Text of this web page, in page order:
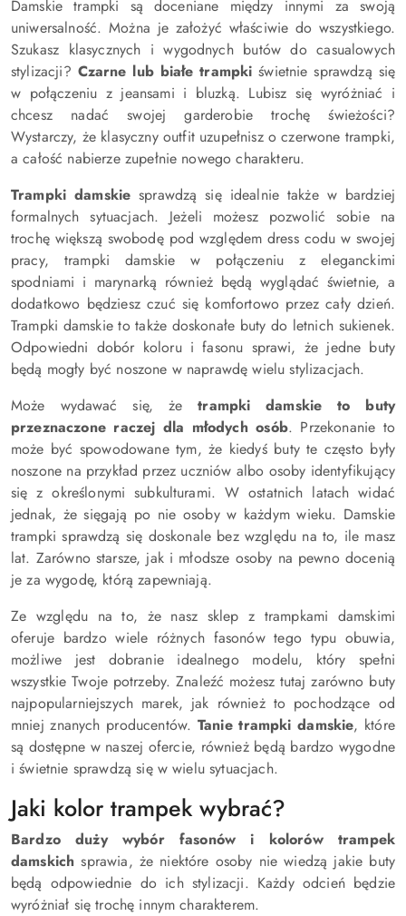
Damskie trampki są doceniane między innymi za swoją
uniwersalność. Można je założyć właściwie do wszystkiego.
Szukasz klasycznych i wygodnych butów do casualowych
stylizacji? Czarne lub białe trampki świetnie sprawdzą się
w połączeniu z jeansami i bluzką. Lubisz się wyróżniać i
chcesz nadać swojej garderobie trochę świeżości?
Wystarczy, że klasyczny outfit uzupełnisz o czerwone trampki,
a całość nabierze zupełnie nowego charakteru.
Trampki damskie sprawdzą się idealnie także w bardziej
formalnych sytuacjach. Jeżeli możesz pozwolić sobie na
trochę większą swobodę pod względem dress codu w swojej
pracy, trampki damskie w połączeniu z eleganckimi
spodniami i marynarką również będą wyglądać świetnie, a
dodatkowo będziesz czuć się komfortowo przez cały dzień.
Trampki damskie to także doskonałe buty do letnich sukienek.
Odpowiedni dobór koloru i fasonu sprawi, że jedne buty
będą mogły być noszone w naprawdę wielu stylizacjach.
Może wydawać się, żetrampki damskie to buty
przeznaczone raczej dla młodych osób. Przekonanie to
może być spowodowane tym, że kiedyś buty te często były
noszone na przykład przez uczniów albo osoby identyfikujący
się z określonymi subkulturami. W ostatnich latach widać
jednak, że sięgają po nie osoby w każdym wieku. Damskie
trampki sprawdzą się doskonale bez względu na to, ile masz
lat. Zarówno starsze, jak i młodsze osoby na pewno docenią
je za wygodę, którą zapewniają.
Ze względu na to, że nasz sklep z trampkami damskimi
oferuje bardzo wiele różnych fasonów tego typu obuwia,
możliwe jest dobranie idealnego modelu, który spełni
wszystkie Twoje potrzeby. Znaleźć możesz tutaj zarówno buty
najpopularniejszych marek, jak również to pochodzące od
mniej znanych producentów. Tanie trampki damskie, które
są dostępne w naszej ofercie, również będą bardzo wygodne
i świetnie sprawdzą się w wielu sytuacjach.
Jaki kolor trampek wybrać?
Bardzo duży wybór fasonów i kolorów trampek
damskich sprawia, że niektóre osoby nie wiedzą jakie buty
będą odpowiednie do ich stylizacji. Każdy odcień będzie
wyróżniał się trochę innym charakterem.